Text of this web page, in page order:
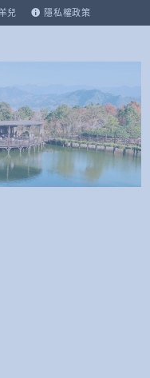
兒 隱私權政策